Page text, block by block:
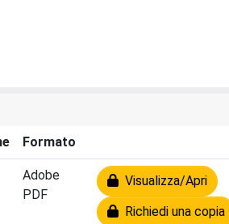
Formato
Adobe
PDF
Visualizza/Apri
Richiedi una copia